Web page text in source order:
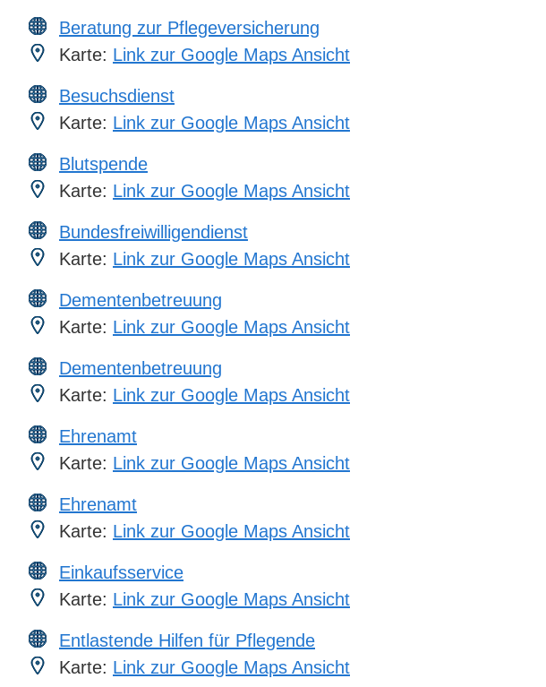
Beratung zur Pflegeversicherung
Karte: Link zur Google Maps Ansicht
Besuchsdienst
Karte: Link zur Google Maps Ansicht
Blutspende
Karte: Link zur Google Maps Ansicht
Bundesfreiwilligendienst
Karte: Link zur Google Maps Ansicht
Dementenbetreuung
Karte: Link zur Google Maps Ansicht
Dementenbetreuung
Karte: Link zur Google Maps Ansicht
Ehrenamt
Karte: Link zur Google Maps Ansicht
Ehrenamt
Karte: Link zur Google Maps Ansicht
Einkaufsservice
Karte: Link zur Google Maps Ansicht
Entlastende Hilfen für Pflegende
Karte: Link zur Google Maps Ansicht